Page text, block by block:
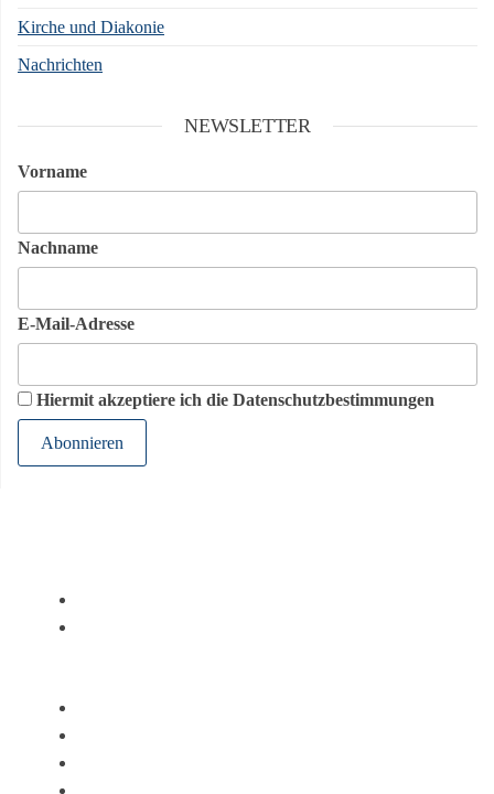
Kirche und Diakonie
Nachrichten
NEWSLETTER
Vorname
Nachname
E-Mail-Adresse
Hiermit akzeptiere ich die Datenschutzbestimmungen